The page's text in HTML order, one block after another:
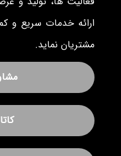
ارائه خدمات سریع و
مشتریان نماید.